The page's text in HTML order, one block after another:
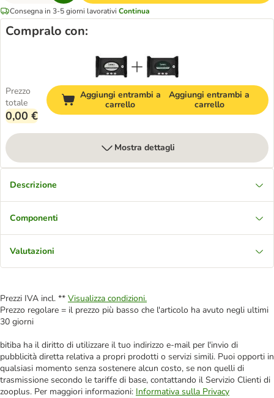
Consegna in 3-5 giorni lavorativi Continua
Compralo con:
Prezzo
totale
0,00 €
Aggiungi entrambi a
carrello
Aggiungi entrambi a
carrello
Mostra dettagli
Descrizione
Componenti
Valutazioni
Prezzi IVA incl. ** Visualizza condizioni.
Prezzo regolare = il prezzo più basso che l'articolo ha avuto negli ultimi
30 giorni
bitiba ha il diritto di utilizzare il tuo indirizzo e-mail per l'invio di
pubblicità diretta relativa a propri prodotti o servizi simili. Puoi opporti in
qualsiasi momento senza sostenere alcun costo, se non quelli di
trasmissione secondo le tariffe di base, contattando il Servizio Clienti di
zooplus. Per maggiori informazioni: Informativa sulla Privacy